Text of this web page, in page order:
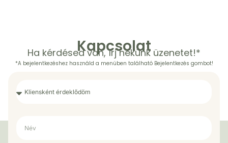
Kapcsolat
Ha kérdésed van, írj nekünk üzenetet!*
*A bejelentkezéshez használd a menüben található Bejelentkezés gombot!